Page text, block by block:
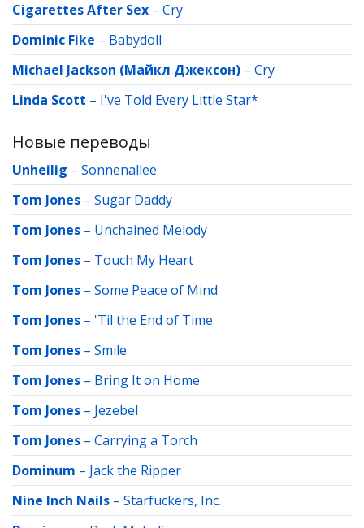
Cigarettes After Sex – Cry
Dominic Fike – Babydoll
Michael Jackson (Майкл Джексон) – Cry
Linda Scott – I've Told Every Little Star*
Новые переводы
Unheilig – Sonnenallee
Tom Jones – Sugar Daddy
Tom Jones – Unchained Melody
Tom Jones – Touch My Heart
Tom Jones – Some Peace of Mind
Tom Jones – 'Til the End of Time
Tom Jones – Smile
Tom Jones – Bring It on Home
Tom Jones – Jezebel
Tom Jones – Carrying a Torch
Dominum – Jack the Ripper
Nine Inch Nails – Starfuckers, Inc.